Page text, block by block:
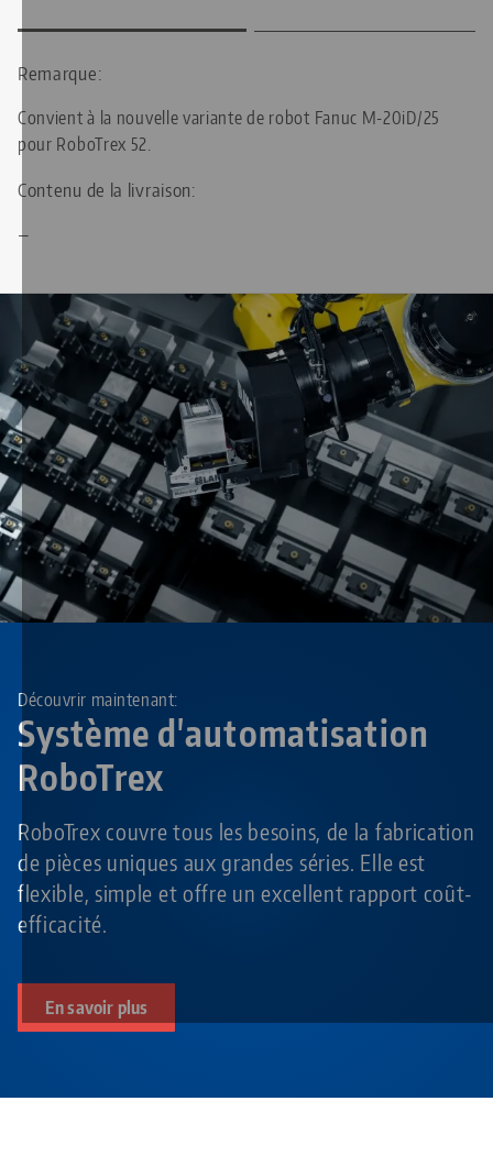
Remarque:
Convient à la nouvelle variante de robot Fanuc M-20iD/25
pour RoboTrex 52.
Contenu de la livraison:
—
Système d'automatisation
RoboTrex
Découvrir maintenant:
RoboTrex couvre tous les besoins, de la fabrication
de pièces uniques aux grandes séries. Elle est
flexible, simple et offre un excellent rapport coût-
efficacité.
En savoir plus